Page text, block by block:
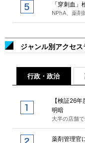
「穿刺血
NPhA、薬剤
ジャンル別アクセ
行政・政治
【検証26
明暗
大半の店舗
薬剤管理官